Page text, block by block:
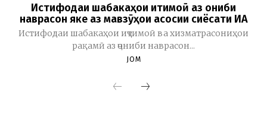
Истифодаи шабакаҳои иҷтимоӣ аз ҷониби
наврасон яке аз мавзӯҳои асосии сиёсати ИА
Истифодаи шабакаҳои иҷтимоӣ ва хизматрасониҳои
рақамӣ аз ҷониби наврасон...
JOM